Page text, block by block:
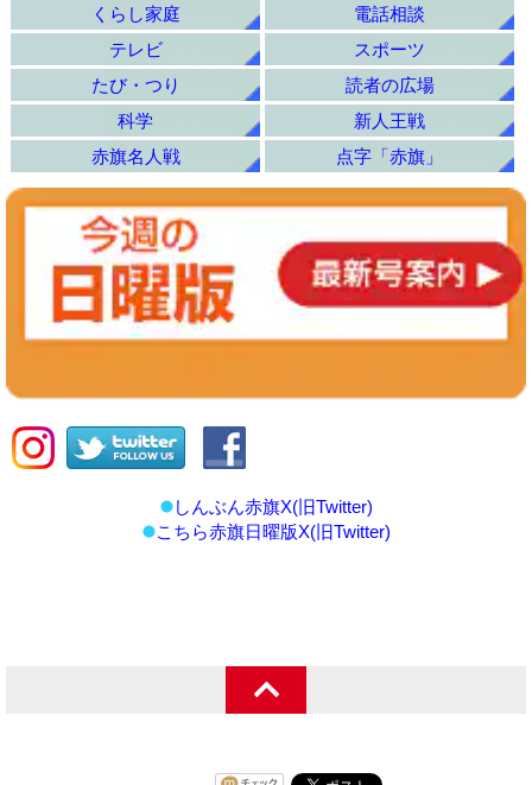
くらし家庭
電話相談
テレビ
スポーツ
たび・つり
読者の広場
科学
新人王戦
赤旗名人戦
点字「赤旗」
しんぶん赤旗X(旧Twitter)
こちら赤旗日曜版X(旧Twitter)